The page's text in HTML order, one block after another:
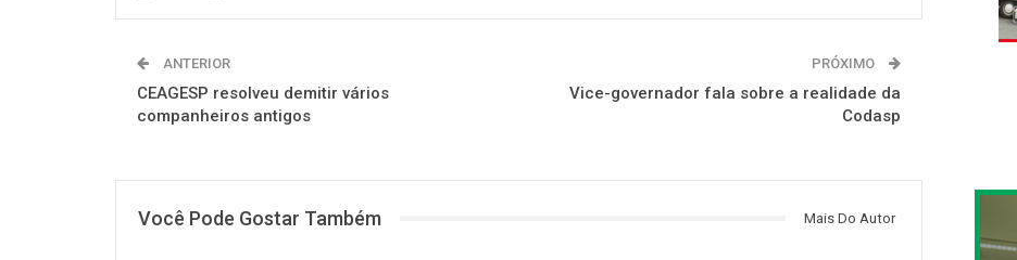
ANTERIOR
CEAGESP resolveu demitir vários
companheiros antigos
PRÓXIMO
Vice-governador fala sobre a realidade da
Codasp
Você Pode Gostar Também Mais Do Autor